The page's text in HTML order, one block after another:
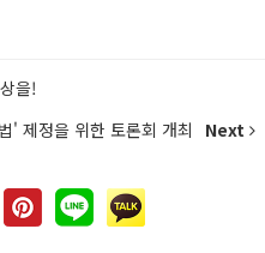
을!
' 제정을 위한 토론회 개최
Next